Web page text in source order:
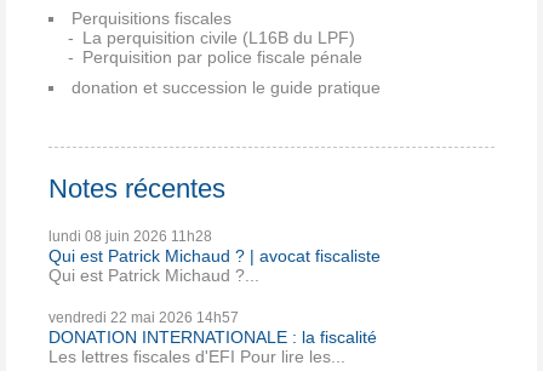
Perquisitions fiscales
La perquisition civile (L16B du LPF)
Perquisition par police fiscale pénale
donation et succession le guide pratique
Notes récentes
lundi 08 juin 2026 11h28
Qui est Patrick Michaud ? | avocat fiscaliste
Qui est Patrick Michaud ?...
vendredi 22 mai 2026 14h57
DONATION INTERNATIONALE : la fiscalité
Les lettres fiscales d'EFI Pour lire les...